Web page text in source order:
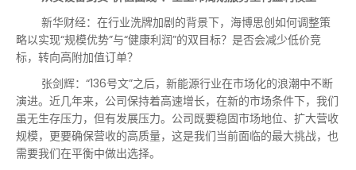
新华财经：在行业洗牌加剧的背景下，海博思创如何调整策
略以实现“规模优势”与“健康利润”的双目标？是否会减少低价竞
标，转向高附加值订单？
张剑辉：“136号文”之后，新能源行业在市场化的浪潮中不断
演进。近几年来，公司保持着高速增长，在新的市场条件下，我们
虽无生存压力，但有发展压力。公司既要稳固市场地位、扩大营收
规模，更要确保营收的高质量，这是我们当前面临的最大挑战，也
需要我们在平衡中做出选择。